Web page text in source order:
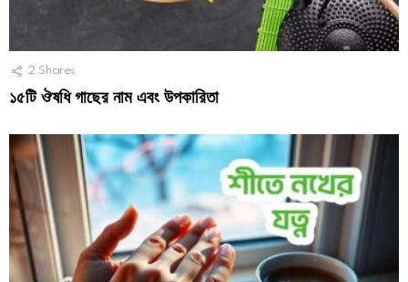
2 Shares
১৫টি ঔষধি গাছের নাম এবং উপকারিতা